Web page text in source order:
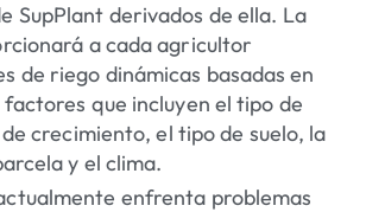
SupPlant derivados de ella. La
a cada agricultor
de riego dinámicas basadas en
que incluyen el tipo de
crecimiento, el tipo de suelo, la
y el clima.
enfrenta problemas